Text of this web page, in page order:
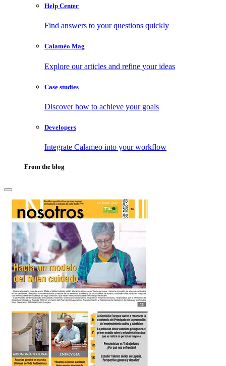
Help Center
Find answers to your questions quickly
Calaméo Mag
Explore our articles and refine your ideas
Case studies
Discover how to achieve your goals
Developers
Integrate Calameo into your workflow
From the blog